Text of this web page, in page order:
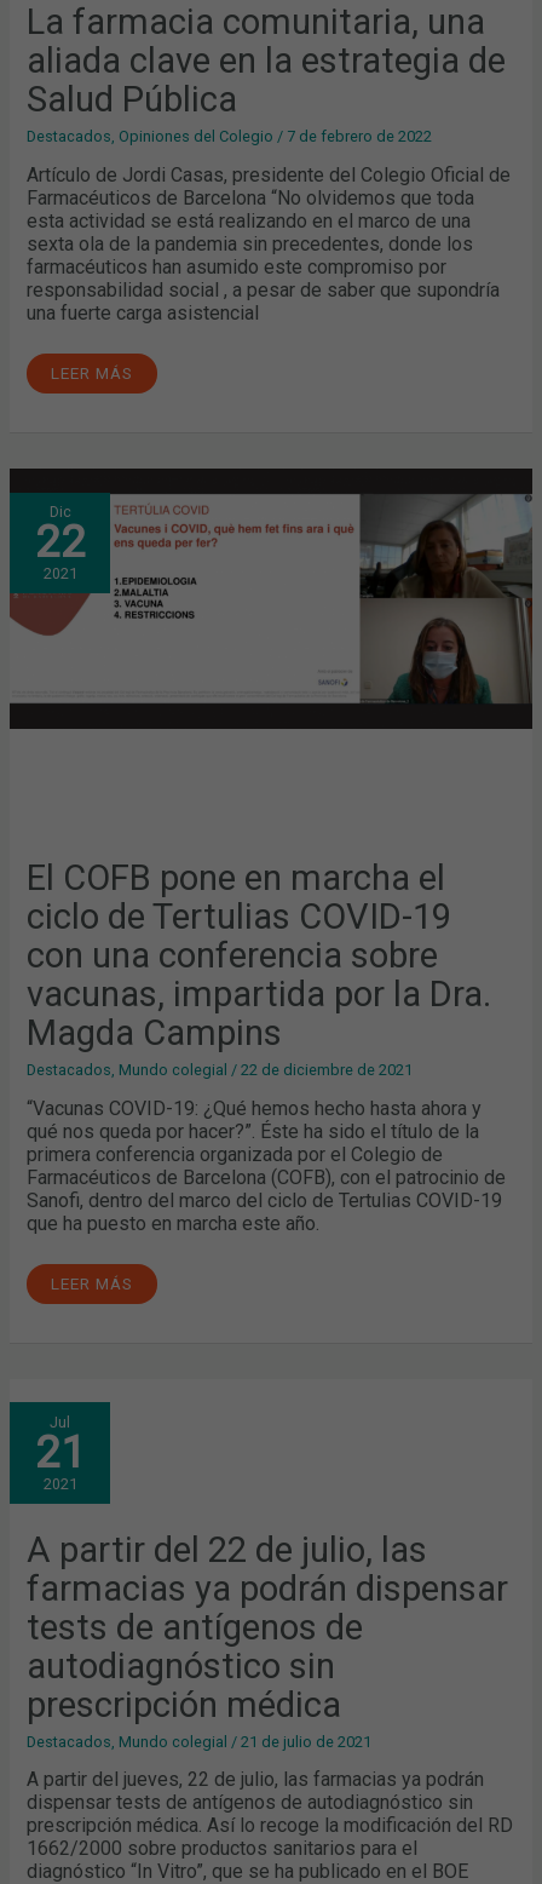
La farmacia comunitaria, una
aliada clave en la estrategia de
Salud Pública
Destacados Opiniones del Colegio / 7 de febrero de 2022
Artículo de Jordi Casas, presidente del Colegio Oficial de
Farmacéuticos de Barcelona “No olvidemos que toda
esta actividad se está realizando en el marco de una
sexta ola de la pandemia sin precedentes, donde los
farmacéuticos han asumido este compromiso por
responsabilidad social , a pesar de saber que supondría
una fuerte carga asistencial
LEER MÁS
Dic
22
2021
El COFB pone en marcha el
ciclo de Tertulias COVID-19
con una conferencia sobre
vacunas, impartida por la Dra.
Magda Campins
Destacados Mundo colegial /22 de diciembre de 2021
“Vacunas COVID-19: ¿Qué hemos hecho hasta ahora y
qué nos queda por hacer?”. Éste ha sido el título de la
primera conferencia organizada por el Colegio de
Farmacéuticos de Barcelona (COFB), con el patrocinio de
Sanofi, dentro del marco del ciclo de Tertulias COVID-19
que ha puesto en marcha este año.
EL
COFB
PONE
EN
MARCHA
EL
CICLO
TERTULIAS
COVID-
CONFERENCIA
VACUNAS,
LEER MÁS
Jul
21
2021
A partir del 22 de julio, las
farmacias ya podrán dispensar
tests de antígenos de
autodiagnóstico sin
prescripción médica
Destacados Mundo colegial /21 de julio de 2021
A partir del jueves, 22 de julio, las farmacias ya podrán
dispensar tests de antígenos de autodiagnóstico sin
prescripción médica. Así lo recoge la modificación del RD
1662/2000 sobre productos sanitarios para el
diagnóstico “In Vitro”, que se ha publicado en el BOE
A
PARTIR
DEL
22
DE
JULIO,
LAS
PODRÁN
DISPENSAR
TESTS
DE
ANTÍGENOS
DE
AUTODIAGNÓSTICO
SIN
PRESCRIPCIÓN